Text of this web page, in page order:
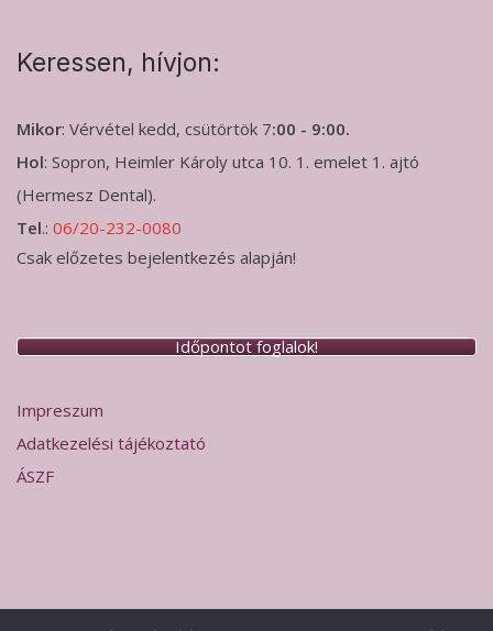
Keressen, hívjon:
Mikor: Vérvétel kedd, csütörtök 7:00 - 9:00.
Hol: Sopron, Heimler Károly utca 10. 1. emelet 1. ajtó
(Hermesz Dental).
Tel.: 06/20-232-0080
Csak előzetes bejelentkezés alapján!
Időpontot foglalok!
Impreszum
Adatkezelési tájékoztató
ÁSZF